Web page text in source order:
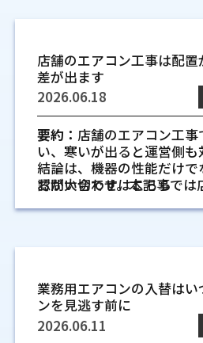
冷媒配管をできるだけ
なくする考え方
冷媒配管は、室内機と室
通り道です。長くなりすぎ
たりすると、施工時の負担
の条件確認も必要になりま
いルートを取れるか、壁
画することが基本です。
ドレン排水の勾配と排
冷房や除湿を使うと、室内
この水を外へ流すのがドレ
管に十分な下り勾配がない
すくなり、室内側の水漏
配管、ドレン排水、電源
に工場では、梁、ダクト
械の上部スペースが関係し
熱がこもる場所や点検し
効率や保守性に影響しま
と設置場所を確認してお
のしやすさにつながります
生産性を下げる工
空調というと、室温を何
値だけで現場の快適さを
さ、作業姿勢などが重な
や工程の安定性に関わって
作業者の暑さ寒さが集
追加工事の検討も必要です
工事後の不具合対応ま
を見ます
設置後に水漏れ、異音、効
合、すぐ相談できる窓口が
工事は取り付けて終わり
排水確認、操作説明まで
た洗浄の相談ができるか
る機種を確認します
オフィスでは、天井カセッ
天井埋込ビルトイン形など
事務席、レジ、受付、作
の確認が大切です。冷房の
接当たると、温度設定を
すくなります。反対に暖房
たり続けると、乾燥を感じ
内機の向き、吹き出し方
せて見ることが必要です。
コピー機や厨房機器な
の近くに設置する注意
コピー機、サーバー機器
水蒸気も出るため、吸い込
への影響も考えます。発熱
の距離は、現地で確認した
住宅のエアコン交
イミング
毎日使っているエアコンは
変わっていきます。急に
き方や音、使用年数、住
すくなります。
冷房や暖房の効きが以
たとき
設定温度を下げても部屋
を考えるきっかけになりま
ありますが、年数が経っ
化や冷媒回路の不調が関係
す。
店舗のエアコン工事は配
差が出ます
2026.06.18
要約： 店舗のエアコン工
い、寒いが出ると運営側も
結論は、機器の性能だけ
認が大切です。本記事で
店舗のエアコン工
適さを左右する理
店舗のエアコン工事では、
見て決めると、客席や作
る場合があります。店内
お問い合わせはこちら
業務用エアコンの入替はい
ンを見逃す前に
2026.06.11